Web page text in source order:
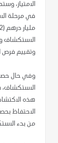
الاستكشاف
وتقييم فرص
وفي حال
هذه
من بدء